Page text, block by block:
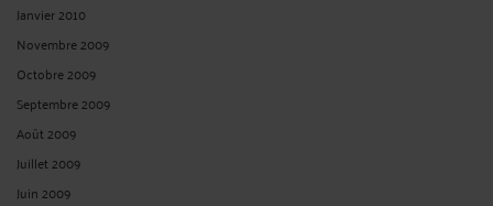
Janvier 2010
Novembre 2009
Octobre 2009
Septembre 2009
Août 2009
Juillet 2009
Juin 2009